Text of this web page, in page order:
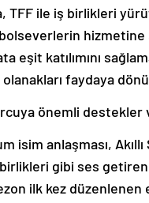
TFF ile iş birlikleri
eşit katılımını
faydaya
önemli
isim anlaşması,
gibi ses
ilk kez